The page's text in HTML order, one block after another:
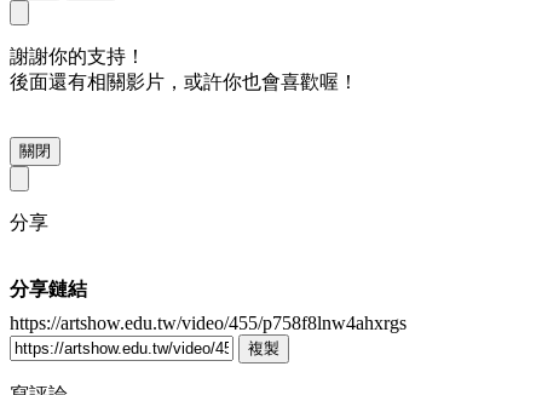
謝謝你的支持！
後面還有相關影片，或許你也會喜歡喔！
關閉
分享
分享鏈結
https://artshow.edu.tw/video/455/p758f8lnw4ahxrgs
複製